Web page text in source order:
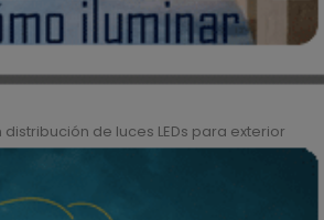
de luces LEDs para exterior